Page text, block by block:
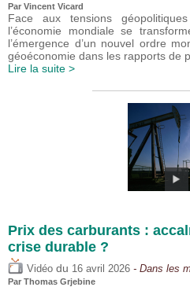
Par Vincent Vicard
Face aux tensions
l’économie mondiale se
l’émergence d’un nouvel ordre
géoéconomie dans les rapports de
Lire la suite >
Prix des carburants :
crise durable ?
Vidéo du 16 avril 2026 - Dans les
Par Thomas Grjebine